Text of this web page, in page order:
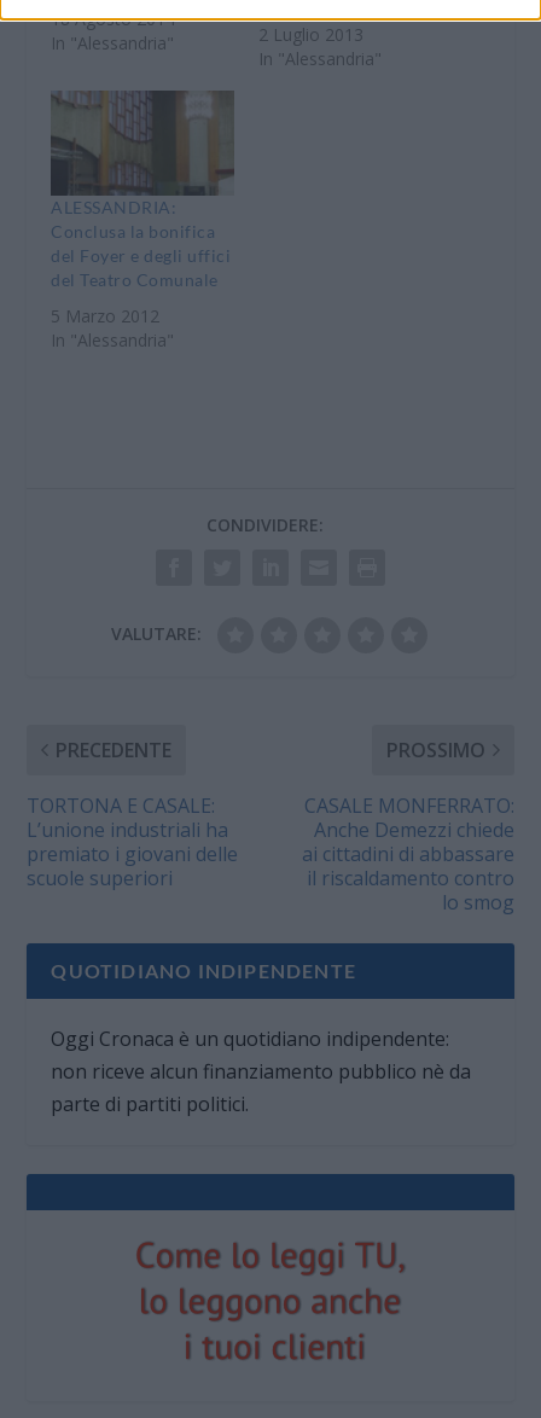
18 Agosto 2014
In "Alessandria"
affronta il difficile
argomento dell'
2 Luglio 2013
In "Alessandria"
ALESSANDRIA:
Conclusa la bonifica
del Foyer e degli uffici
del Teatro Comunale
5 Marzo 2012
In "Alessandria"
CONDIVIDERE:
VALUTARE:
PRECEDENTE
TORTONA E CASALE:
L’unione industriali ha
premiato i giovani delle
scuole superiori
PROSSIMO
CASALE MONFERRATO:
Anche Demezzi chiede
ai cittadini di abbassare
il riscaldamento contro
lo smog
QUOTIDIANO INDIPENDENTE
Oggi Cronaca è un quotidiano indipendente:
non riceve alcun finanziamento pubblico nè da
parte di partiti politici.